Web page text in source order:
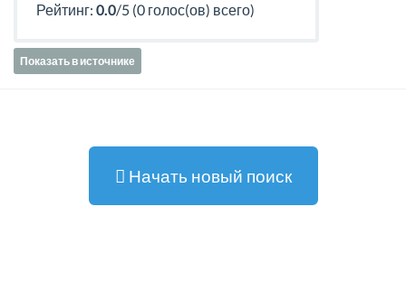
Рейтинг: 0.0/5 (0 голос(ов) всего)
Показать в источнике
Начать новый поиск